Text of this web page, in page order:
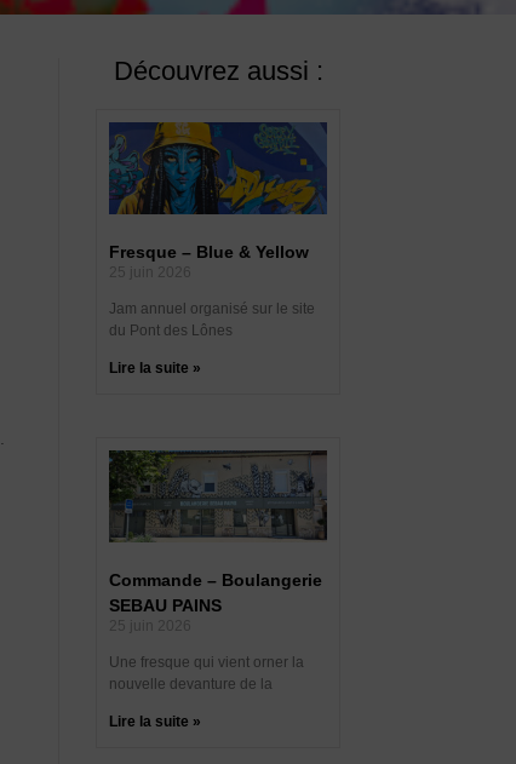
Découvrez aussi :
Fresque – Blue & Yellow
25 juin 2026
Jam annuel organisé sur le site
du Pont des Lônes
Lire la suite »
Commande – Boulangerie
SEBAU PAINS
25 juin 2026
Une fresque qui vient orner la
nouvelle devanture de la
Lire la suite »